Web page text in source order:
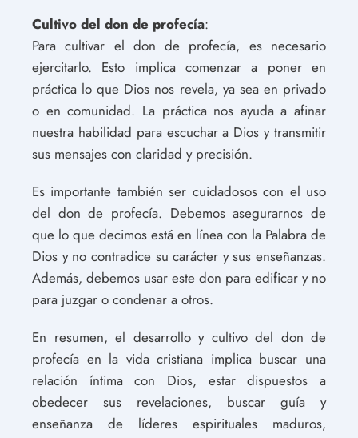
Cultivo del don de profecía:
Para cultivar el don de profecía, es necesario
ejercitarlo. Esto implica comenzar a poner en
práctica lo que Dios nos revela, ya sea en privado
o en comunidad. La práctica nos ayuda a afinar
nuestra habilidad para escuchar a Dios y transmitir
sus mensajes con claridad y precisión.
Es importante también ser cuidadosos con el uso
del don de profecía. Debemos asegurarnos de
que lo que decimos está en línea con la Palabra de
Dios y no contradice su carácter y sus enseñanzas.
Además, debemos usar este don para edificar y no
para juzgar o condenar a otros.
En resumen, el desarrollo y cultivo del don de
profecía en la vida cristiana implica buscar una
relación íntima con Dios, estar dispuestos a
obedecer sus revelaciones, buscar guía y
enseñanza de líderes espirituales maduros,